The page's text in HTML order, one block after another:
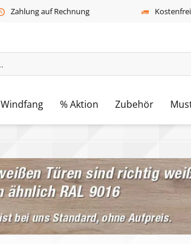
Zahlung auf Rechnung
Windfang % Aktion Zubehör